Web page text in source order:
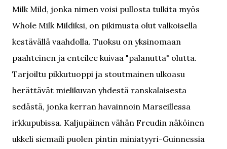
Milk Mild, jonka nimen voisi pullosta tulkita myös
Whole Milk Mildiksi, on pikimusta olut valkoisella
kestävällä vaahdolla. Tuoksu on yksinomaan
paahteinen ja enteilee kuivaa "palanutta" olutta.
Tarjoiltu pikkutuoppi ja stoutmainen ulkoasu
herättävät mielikuvan yhdestä ranskalaisesta
sedästä, jonka kerran havainnoin Marseillessa
irkkupubissa. Kaljupäinen vähän Freudin näköinen
ukkeli siemaili puolen pintin miniatyyri-Guinnessia